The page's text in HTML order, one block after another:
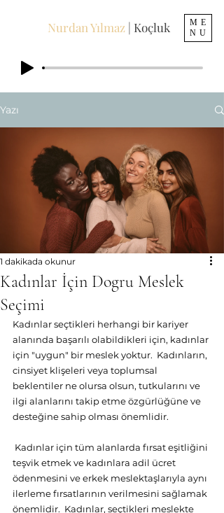
ME
NU
Nurdan Yılmaz | Koçluk
Yazı
Kadınlar İçin Dogru Meslek
Seçimi
1 dakikada okunur
Kadınlar seçtikleri herhangi bir kariyer
alanında başarılı olabildikleri için, kadınlar
için "uygun" bir meslek yoktur.  Kadınların,
cinsiyet klişeleri veya toplumsal
beklentiler ne olursa olsun, tutkularını ve
ilgi alanlarını takip etme özgürlüğüne ve
desteğine sahip olması önemlidir.
teşvik etmek ve kadınlara adil ücret
ödenmesini ve erkek meslektaşlarıyla aynı
ilerleme fırsatlarının verilmesini sağlamak
önemlidir.  Kadınlar, seçtikleri meslekte